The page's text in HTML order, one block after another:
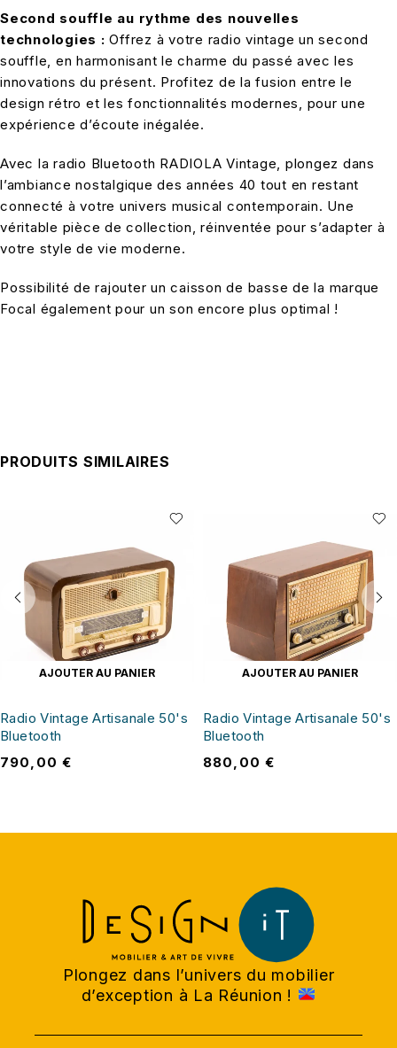
Second souffle au rythme des nouvelles
technologies : Offrez à votre radio vintage un second
souffle, en harmonisant le charme du passé avec les
innovations du présent. Profitez de la fusion entre le
design rétro et les fonctionnalités modernes, pour une
expérience d’écoute inégalée.
Avec la radio Bluetooth RADIOLA Vintage, plongez dans
l’ambiance nostalgique des années 40 tout en restant
connecté à votre univers musical contemporain. Une
véritable pièce de collection, réinventée pour s’adapter à
votre style de vie moderne.
Possibilité de rajouter un caisson de basse de la marque
Focal également pour un son encore plus optimal !
PRODUITS SIMILAIRES
AJOUTER AU PANIER
Radio Vintage Artisanale 50's
Bluetooth
790,00 €
AJOUTER AU PANIER
Radio Vintage Artisanale 50's
Bluetooth
880,00 €
Plongez dans l’univers du mobilier
d’exception à La Réunion !